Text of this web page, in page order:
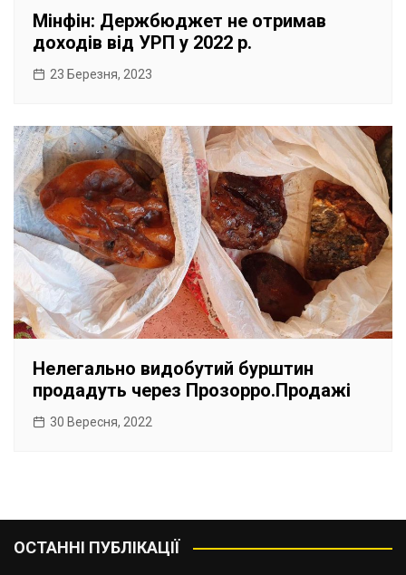
Мінфін: Держбюджет не отримав
доходів від УРП у 2022 р.
23 Березня, 2023
Нелегально видобутий бурштин
продадуть через Прозорро.Продажі
30 Вересня, 2022
ОСТАННІ ПУБЛІКАЦІЇ